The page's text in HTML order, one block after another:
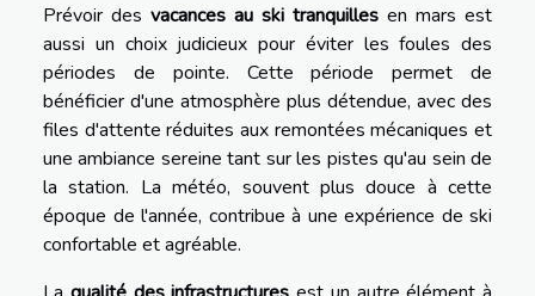
Prévoir des vacances au ski tranquilles en mars est
aussi un choix judicieux pour éviter les foules des
périodes de pointe. Cette période permet de
bénéficier d'une atmosphère plus détendue, avec des
files d'attente réduites aux remontées mécaniques et
une ambiance sereine tant sur les pistes qu'au sein de
la station. La météo, souvent plus douce à cette
époque de l'année, contribue à une expérience de ski
confortable et agréable.